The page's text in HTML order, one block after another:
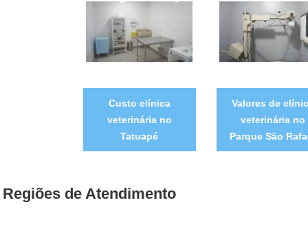
Custo clínica
veterinária no
Tatuapé
Valores de
veterinária no
Parque São
Regiões de Atendimento